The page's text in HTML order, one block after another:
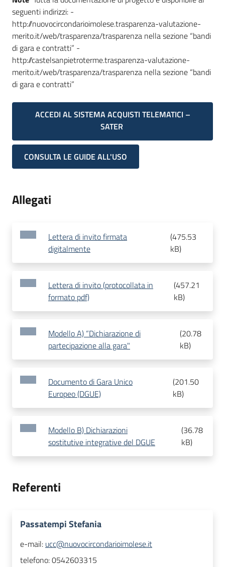
seguenti indirizzi: -
http://nuovocircondarioimolese.trasparenza-valutazione-
merito.it/web/trasparenza/trasparenza nella sezione “bandi
di gara e contratti” -
http://castelsanpietroterme.trasparenza-valutazione-
merito.it/web/trasparenza/trasparenza nella sezione “bandi
di gara e contratti”
ACCEDI AL SISTEMA ACQUISTI TELEMATICI –
SATER
CONSULTA LE GUIDE ALL'USO
Allegati
Lettera di invito firmata
digitalmente
(475.53
kB)
Lettera di invito (protocollata in
formato pdf)
(457.21
kB)
Modello A) “Dichiarazione di
partecipazione alla gara"
(20.78
kB)
Documento di Gara Unico
Europeo (DGUE)
(201.50
kB)
Modello B) Dichiarazioni
sostitutive integrative del DGUE
(36.78
kB)
Referenti
Passatempi Stefania
e-mail: ucc@nuovocircondarioimolese.it
telefono:0542603315